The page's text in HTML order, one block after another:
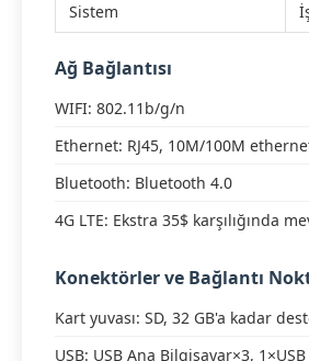
Sistem
Ağ Bağlantısı
WIFI: 802.11b/g/n
Ethernet: RJ45, 10M/100M
Bluetooth: Bluetooth 4.0
4G LTE: Ekstra 35$ karşılığında
Konektörler ve Bağlantı
Kart yuvası: SD, 32 GB'a kadar
USB: USB Ana Bilgisayar×3,